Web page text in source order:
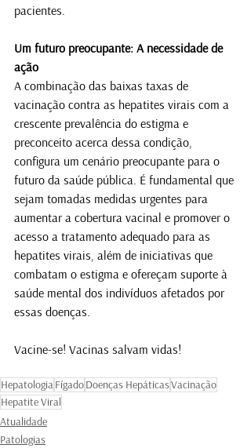
pacientes.
Um futuro preocupante: A necessidade de
ação
A combinação das baixas taxas de
vacinação contra as hepatites virais com a
crescente prevalência do estigma e
preconceito acerca dessa condição,
configura um cenário preocupante para o
futuro da saúde pública. É fundamental que
sejam tomadas medidas urgentes para
aumentar a cobertura vacinal e promover o
acesso a tratamento adequado para as
hepatites virais, além de iniciativas que
combatam o estigma e ofereçam suporte à
saúde mental dos indivíduos afetados por
essas doenças.
Vacine-se! Vacinas salvam vidas!
HepatologiaFígadoDoenças HepáticasVacinação
Hepatite Viral
Atualidade
Patologias